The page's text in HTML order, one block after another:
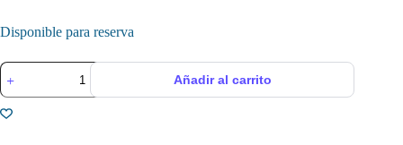
Disponible para reserva
Sensor
de
Presión
para
Añadir al carrito